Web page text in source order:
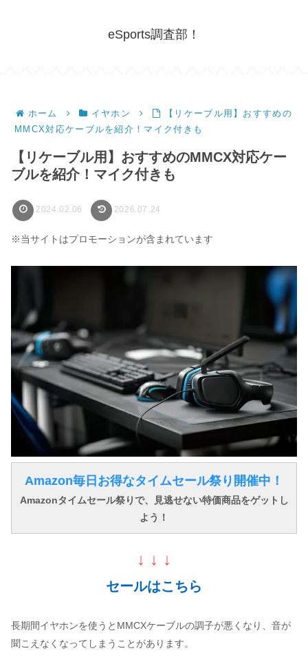
eSports調査部！
ホーム イヤホン
【リケーブル用】おすすめの
MMCX対応ケーブルを紹介！マイク付きも
【リケーブル用】おすすめのMMCX対応ケー
ブルを紹介！マイク付きも
2024.02.06 2026.07.24
※当サイトはプロモーションが含まれています
Amazon毎日お得なタイムセール祭り開催中！
Amazonタイムセール祭りで、見逃せない特価商品をゲットし
よう！
↓ ↓ ↓
セールはこちら
長期間イヤホンを使うとMMCXケーブルの調子が悪くなり、音が
聞こえなくなってしまうことがあります。